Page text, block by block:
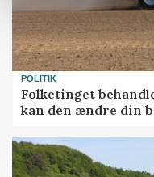
POLITIK
Folketinget
kan den ændre din